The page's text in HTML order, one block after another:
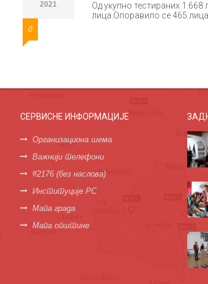
2021
0
Од укупно тестираних 1.668
лица.Опоравило се 465
СЕРВИСНЕ ИНФОРМАЦИЈЕ
Организациона шема
Важнији телефони
#2176 (без наслова)
Институције РС
Мапа града
Мапа општине